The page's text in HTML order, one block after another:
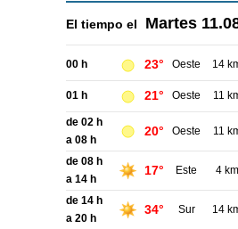
El tiempo el Martes
00 h 23° Oeste 14
01 h 21° Oeste 11
de 02 h
a 08 h
20° Oeste 11
de 08 h
a 14 h
17° Este 4
de 14 h
a 20 h
34° Sur 14